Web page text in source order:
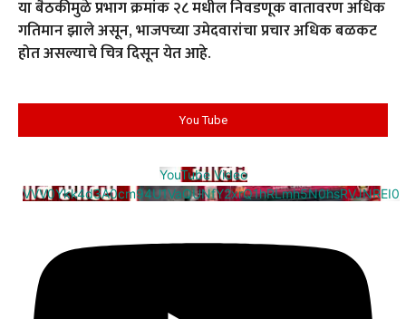
या बैठकीमुळे प्रभाग क्रमांक २८ मधील निवडणूक वातावरण अधिक
गतिमान झाले असून, भाजपच्या उमेदवारांचा प्रचार अधिक बळकट
होत असल्याचे चित्र दिसून येत आहे.
You Tube
YouTube Video
VVV0Ykk4d3A0cm94U1VaQUNfY2xrQ1hRLmh5N0hsRVJNREI0